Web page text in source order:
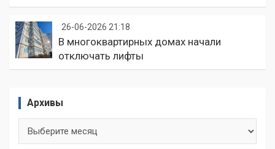
26-06-2026 21:18
В многоквартирных домах начали
отключать лифты
Архивы